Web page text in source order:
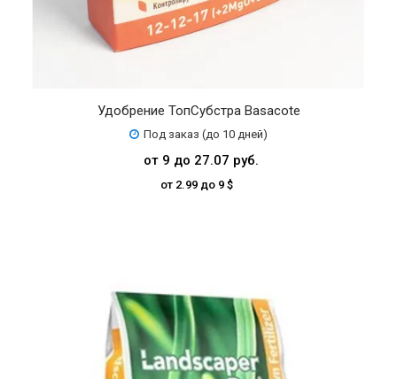
Удобрение ТопСубстра Basacote
Под заказ (до 10 дней)
от 9 до 27.07 руб.
от 2.99 до 9 $